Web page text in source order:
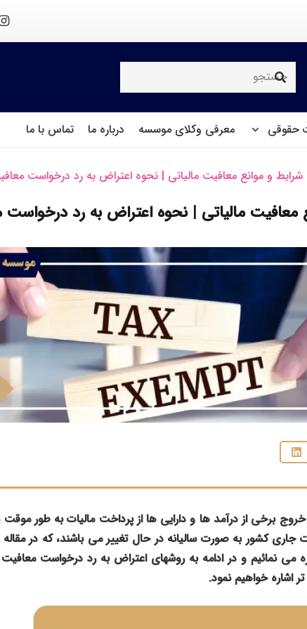
حقوقی معرفی وکلای موسسه درباره ما تماس با ما
شرایط و موانع معافیت مالیاتی | نحوه اعتراض به رد درخواست
معافیت مالیاتی | نحوه اعتراض به رد درخواست
برخی از درآمد ها و دارایی ها از پرداخت مالیات به طور موقت
جاری کشور به صورت سالیانه در حال تغییر می باشند، که در مقاله
در سال 1404 اشاره می نمائیم و در ادامه به روشهای اعتراض به رد درخواست
اشاره خواهیم نمود.